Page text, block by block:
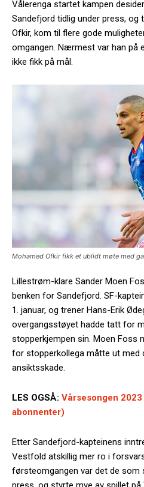
Vålerenga startet kampen
Sandefjord tidlig under press, og
Ofkir, kom til flere gode
omgangen. Nærmest var han på
ikke fikk på mål.
Mohamed Ofkir fikk et ublidt møte med
Lillestrøm-klare Sander Moen
benken for Sandefjord. SF-
1. januar, og trener Hans-Erik
overgangsstøyet hadde tatt for
stopperkjempen sin. Moen Foss
for stopperkollega måtte ut
ansiktsskade.
LES OGSÅ: Vårsesongen
abonnenter)
Etter Sandefjord-kapteinens
Vestfold atskillig mer ro i
førsteomgangen var det de som